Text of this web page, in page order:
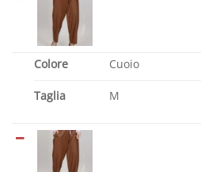
Colore Cuoio
Taglia M